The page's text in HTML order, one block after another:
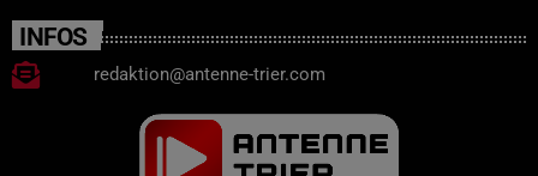
INFOS
redaktion@antenne-trier.com